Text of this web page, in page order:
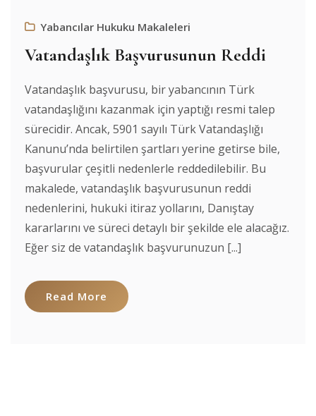
Yabancılar Hukuku Makaleleri
Vatandaşlık Başvurusunun Reddi
Vatandaşlık başvurusu, bir yabancının Türk
vatandaşlığını kazanmak için yaptığı resmi talep
sürecidir. Ancak, 5901 sayılı Türk Vatandaşlığı
Kanunu’nda belirtilen şartları yerine getirse bile,
başvurular çeşitli nedenlerle reddedilebilir. Bu
makalede, vatandaşlık başvurusunun reddi
nedenlerini, hukuki itiraz yollarını, Danıştay
kararlarını ve süreci detaylı bir şekilde ele alacağız.
Eğer siz de vatandaşlık başvurunuzun [...]
Read More